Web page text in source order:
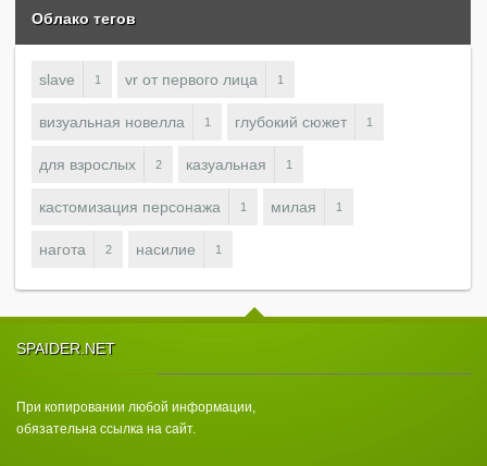
Облако тегов
slave 1 vr от первого лица 1
визуальная новелла 1 глубокий сюжет 1
для взрослых 2 казуальная 1
кастомизация персонажа 1 милая 1
нагота 2 насилие 1
SPAIDER.NET
При копировании любой информации,
обязательна ссылка на сайт.